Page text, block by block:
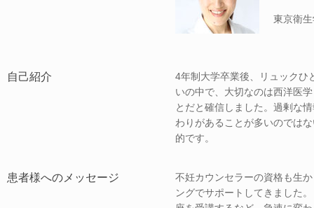
東京衛
自己紹介
4年制大学卒業後、リュックひ
いの中で、大切なのは西洋医
とだと確信しました。過剰な
わりがあることが多いのでは
的です。
患者様へのメッセージ
不妊カウンセラーの資格も生
ングでサポートしてきました